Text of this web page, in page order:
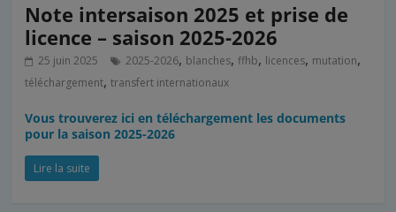
Note intersaison 2025 et prise de
licence – saison 2025-2026
25 juin 2025 2025-2026, blanches, ffhb, licences, mutation,
téléchargement,transfert internationaux
Vous trouverez ici en téléchargement les documents
pour la saison 2025-2026
Lire la suite